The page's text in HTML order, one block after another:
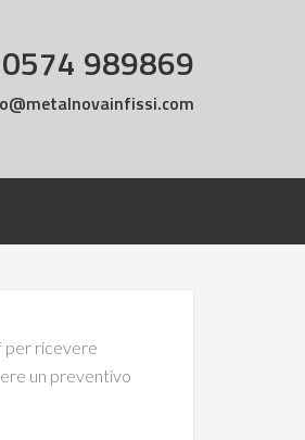
989869
per ricevere
un preventivo